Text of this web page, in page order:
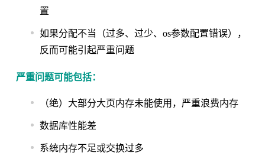
置
如果分配不当（过多、过少、os参数配置错误），
反而可能引起严重问题
严重问题可能包括：
（绝）大部分大页内存未能使用，严重浪费内存
数据库性能差
系统内存不足或交换过多